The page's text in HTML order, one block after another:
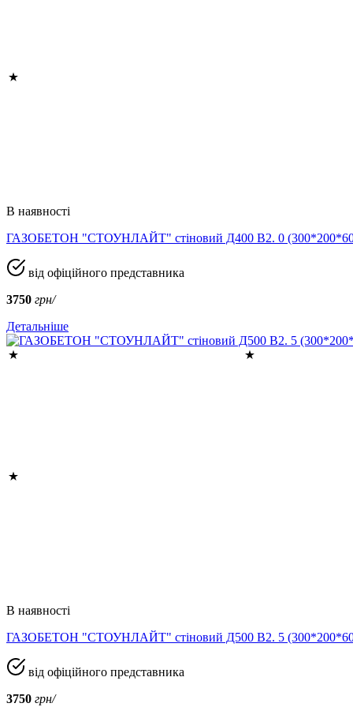
В наявності
ГАЗОБЕТОН "СТОУНЛАЙТ" стіновий Д400 В2. 0
від офіційного представника
3750 грн/
Детальніше
В наявності
ГАЗОБЕТОН "СТОУНЛАЙТ" стіновий Д500 В2. 5
від офіційного представника
3750 грн/